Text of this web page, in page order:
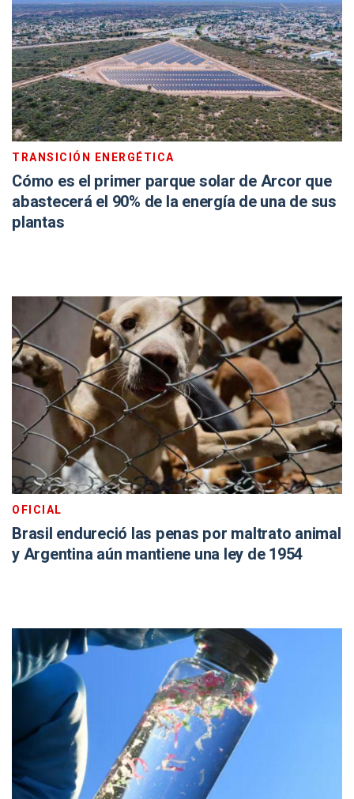
TRANSICIÓN ENERGÉTICA
Cómo es el primer parque solar de Arcor que
abastecerá el 90% de la energía de una de sus
plantas
OFICIAL
Brasil endureció las penas por maltrato animal
y Argentina aún mantiene una ley de 1954